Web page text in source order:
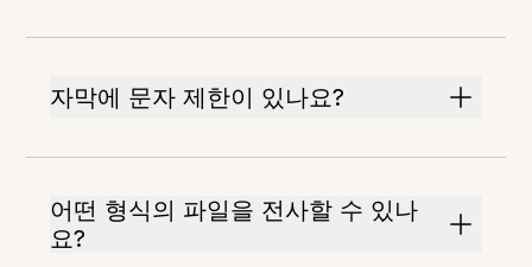
자막에 문자 제한이 있나요?
어떤 형식의 파일을 전사할 수 있나
요?